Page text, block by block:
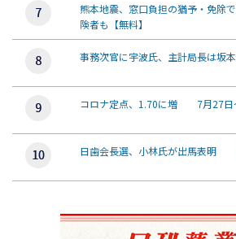
熊本地震、窓口負担の猶予・免
険者も【無料】
事務次官に宇波氏、主計局長は
コロナ定点、1.70に増 7月27日
日歯会長選、小林氏が出馬表明